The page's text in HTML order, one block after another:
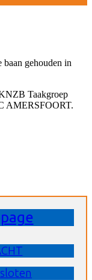
gehouden in
Taakgroep
AMERSFOORT.